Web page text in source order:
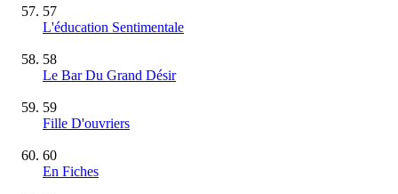
57
L'éducation Sentimentale
58
Le Bar Du Grand Désir
59
Fille D'ouvriers
60
En Fiches